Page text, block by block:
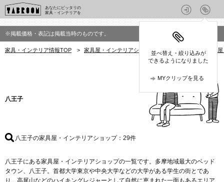
あなたにピッタリの
家具・インテリアを
並べ替え・絞り込みが
できるようになりました
MYクリップを見る
※掲載価格・表記は掲載当時のものです。
家具・インテリア情報TOP > 家具屋・インテリアショップを探す > 東京都の家具
八王子
八王子の家具屋・インテリアショップ：29件
八王子にある家具屋・インテリアショップの一覧です。多摩地域最大のベッド
タウン、八王子。首都大学東京や中央大学などの大学がある学生の街とであ
り、高尾山などのハイキングレジャーとして自然に恵まれた一面もあるエリア